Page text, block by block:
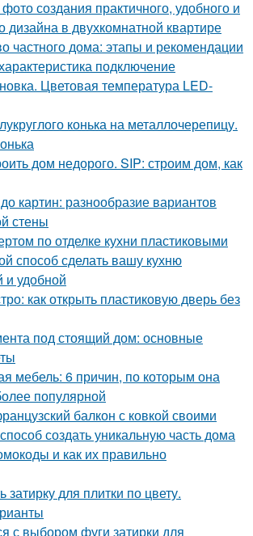
создания практичного, удобного и
дизайна в двухкомнатной квартире
частного дома: этапы и рекомендации
подключение
Цветовая температура LED-
конька на металлочерепицу.
дом недорого. SIP: строим дом, как
картин: разнообразие вариантов
стены
по отделке кухни пластиковыми
способ сделать вашу кухню
и удобной
как открыть пластиковую дверь без
под стоящий дом: основные
мебель: 6 причин, по которым она
популярной
балкон с ковкой своими
создать уникальную часть дома
и как их правильно
затирку для плитки по цвету.
с выбором фуги затирки для